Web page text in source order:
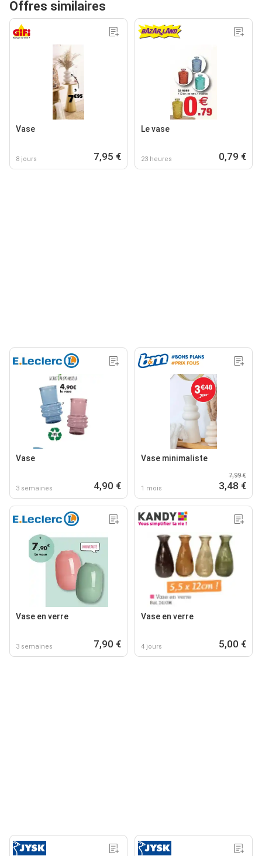
Offres similaires
Vase
8 jours 7,95 €
Le vase
23 heures 0,79 €
Vase
3 semaines 4,90 €
Vase minimaliste
1 mois
7,99 €
3,48 €
Vase en verre
3 semaines 7,90 €
Vase en verre
4 jours 5,00 €